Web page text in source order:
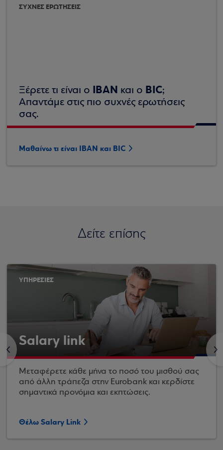
ΣΥΧΝΕΣ ΕΡΩΤΗΣΕΙΣ
Ξέρετε τι είναι ο IBAN και ο BIC;
Απαντάμε στις πιο συχνές ερωτήσεις
σας.
Μαθαίνω τι είναι IBAN και BIC
Δείτε επίσης
<
ΥΠΗΡΕΣΙΕΣ
Salary link
Μεταφέρετε κάθε μήνα το ποσό του μισθού σας
από άλλη τράπεζα στην Eurobank και κερδίστε
σημαντικά προνόμια και εκπτώσεις.
Θέλω Salary Link
>